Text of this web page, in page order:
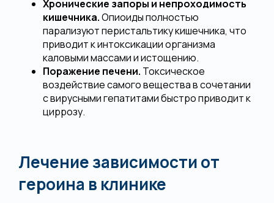
Хронические запоры и непроходимость
кишечника.Опиоиды полностью
парализуют перистальтику кишечника, что
приводит к интоксикации организма
каловыми массами и истощению.
Поражение печени. Токсическое
воздействие самого вещества в сочетании
с вирусными гепатитами быстро приводит к
циррозу.
Лечение зависимости от
героина в клинике